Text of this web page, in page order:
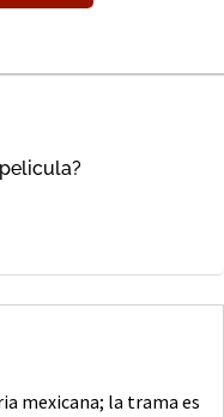
mexicana; la trama es